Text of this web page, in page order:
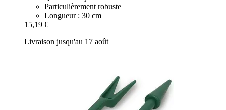
Particulièrement robuste
Longueur : 30 cm
15,19 €
Livraison jusqu'au 17 août